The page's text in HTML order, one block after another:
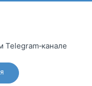
Telegram‑канале